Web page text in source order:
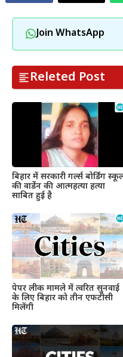
Join WhatsApp
Releted Post
बिहार में सरकारी गर्ल्स बोर्डिंग
की वार्डेन की आत्महत्या हत्या
साबित हुई है
पेपर लीक मामले में त्वरित सुनवाई
के लिए बिहार को तीन एफटीसी
मिलेंगी